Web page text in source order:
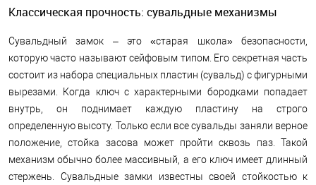
Классическая прочность: сувальдные механизмы
Сувальдный замок – это «старая школа» безопасности,
которую часто называют сейфовым типом. Его секретная часть
состоит из набора специальных пластин (сувальд) с фигурными
вырезами. Когда ключ с характерными бородками попадает
внутрь, он поднимает каждую пластину на строго
определенную высоту. Только если все сувальды заняли верное
положение, стойка засова может пройти сквозь паз. Такой
механизм обычно более массивный, а его ключ имеет длинный
стержень. Сувальдные замки известны своей стойкостью к